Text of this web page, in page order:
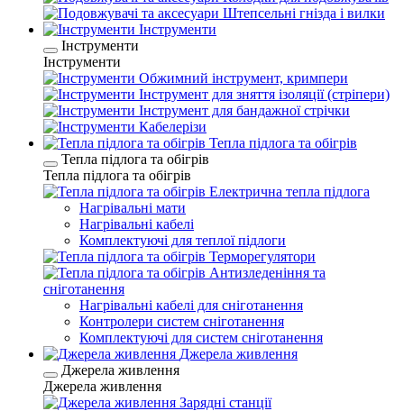
Штепсельні гнізда і вилки
Інструменти
Інструменти
Інструменти
Обжимний інструмент, кримпери
Інструмент для зняття ізоляції (стріпери)
Інструмент для бандажної стрічки
Кабелерізи
Тепла підлога та обігрів
Тепла підлога та обігрів
Тепла підлога та обігрів
Електрична тепла підлога
Нагрівальні мати
Нагрівальні кабелі
Комплектуючі для теплої підлоги
Терморегулятори
Антизледеніння та
сніготанення
Нагрівальні кабелі для сніготанення
Контролери систем сніготанення
Комплектуючі для систем сніготанення
Джерела живлення
Джерела живлення
Джерела живлення
Зарядні станції